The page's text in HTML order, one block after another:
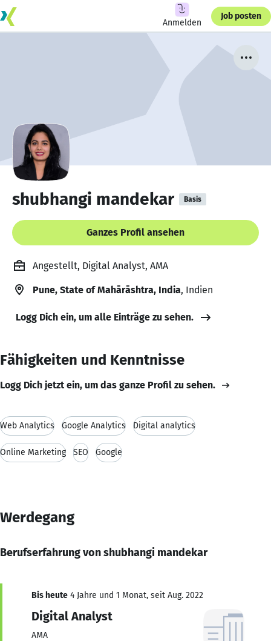
Anmelden
Job posten
shubhangi mandekar Basis
Ganzes Profil ansehen
Angestellt, Digital Analyst, AMA
Pune, State of Mahārāshtra, India, Indien
Logg Dich ein, um alle Einträge zu sehen.
Fähigkeiten und Kenntnisse
Logg Dich jetzt ein, um das ganze Profil zu sehen.
Web Analytics Google Analytics Digital analytics
Online Marketing SEO Google
Werdegang
Berufserfahrung von shubhangi mandekar
Bis heute 4 Jahre und 1 Monat, seit Aug. 2022
Digital Analyst
AMA